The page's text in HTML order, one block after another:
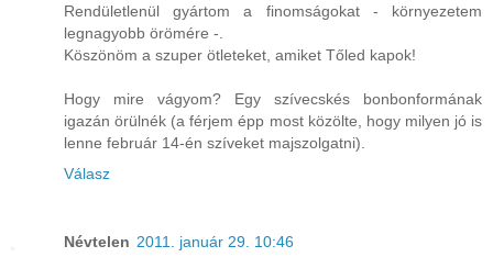
Rendületlenül gyártom a finomságokat - környezetem
legnagyobb örömére -.
Köszönöm a szuper ötleteket, amiket Tőled kapok!
Hogy mire vágyom? Egy szívecskés bonbonformának
igazán örülnék (a férjem épp most közölte, hogy milyen jó is
lenne február 14-én szíveket majszolgatni).
Válasz
Névtelen 2011. január 29. 10:46